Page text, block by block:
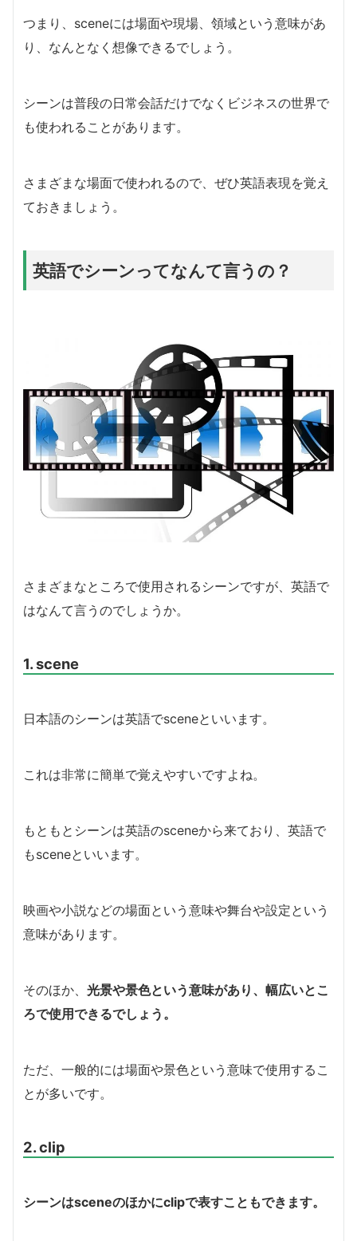
つまり、sceneには場面や現場、領域という意味があ
り、なんとなく想像できるでしょう。
シーンは普段の日常会話だけでなくビジネスの世界で
も使われることがあります。
さまざまな場面で使われるので、ぜひ英語表現を覚え
ておきましょう。
英語でシーンってなんて言うの？
さまざまなところで使用されるシーンですが、英語で
はなんて言うのでしょうか。
1. scene
日本語のシーンは英語でsceneといいます。
これは非常に簡単で覚えやすいですよね。
もともとシーンは英語のsceneから来ており、英語で
もsceneといいます。
映画や小説などの場面という意味や舞台や設定という
意味があります。
そのほか、 光景や景色という意味があり、幅広いとこ
ろで使用できるでしょう。
ただ、一般的には場面や景色という意味で使用するこ
とが多いです。
2. clip
シーンはsceneのほかにclipで表すこともできます。